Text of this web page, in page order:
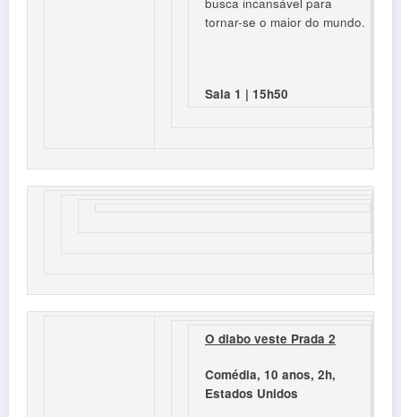
tornar-se o maior do mundo.
Sala 1 | 15h50
O diabo veste Prada 2
Comédia, 10 anos, 2h,
Estados Unidos